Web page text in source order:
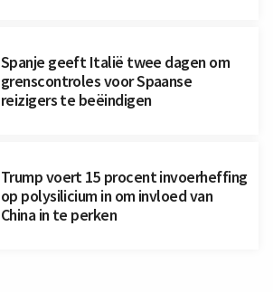
Spanje geeft Italië twee dagen om
grenscontroles voor Spaanse
reizigers te beëindigen
Trump voert 15 procent invoerheffing
op polysilicium in om invloed van
China in te perken